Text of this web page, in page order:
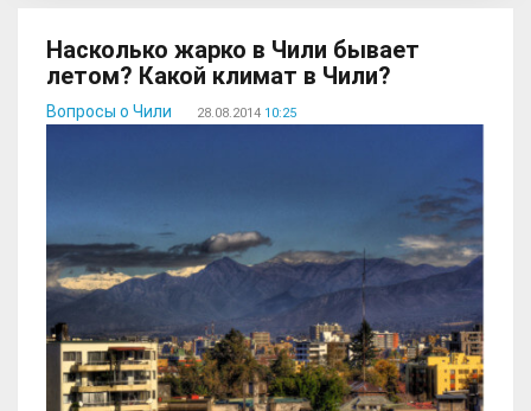
Насколько жарко в Чили бывает
летом? Какой климат в Чили?
Вопросы о Чили 28.08.2014 10:25